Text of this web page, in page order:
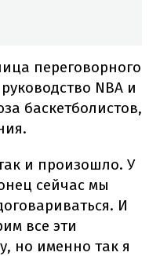
переговорного
NBA и
баскетболистов,
и произошло. У
сейчас мы
И
все эти
но именно так я